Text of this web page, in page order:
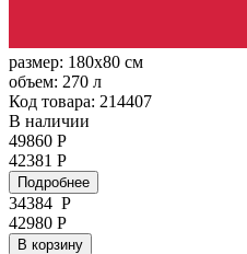
размер: 180x80 см
объем: 270 л
Код товара: 214407
В наличии
49860 Р
42381 Р
Подробнее
34384 Р
42980 Р
В корзину